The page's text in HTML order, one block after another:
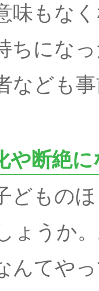
味もな
ちにな
なども
や断絶
どもの
ょうか
んてや